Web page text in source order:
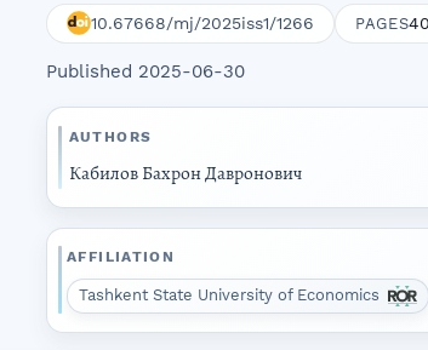
10.67668/mj/2025iss1/1266 PAGES
Published 2025-06-30
AUTHORS
Кабилов Бахрон Давронович
AFFILIATION
Tashkent State University of Economics